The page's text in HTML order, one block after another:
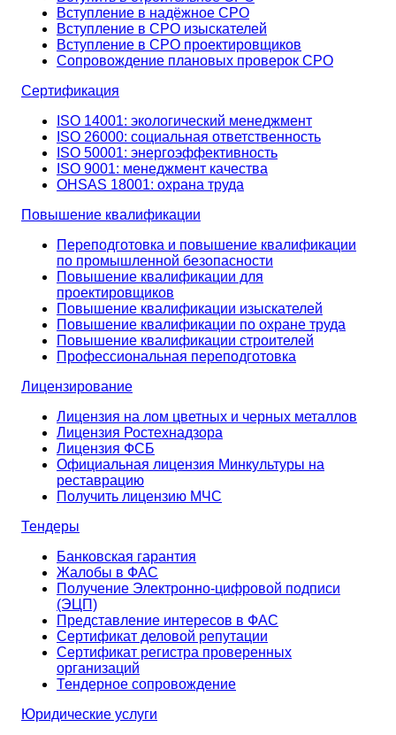
Вступление в надёжное СРО
Вступление в СРО изыскателей
Вступление в СРО проектировщиков
Сопровождение плановых проверок СРО
Сертификация
ISO 14001: экологический менеджмент
ISO 26000: социальная ответственность
ISO 50001: энергоэффективность
ISO 9001: менеджмент качества
OHSAS 18001: охрана труда
Повышение квалификации
Переподготовка и повышение квалификации
по промышленной безопасности
Повышение квалификации для
проектировщиков
Повышение квалификации изыскателей
Повышение квалификации по охране труда
Повышение квалификации строителей
Профессиональная переподготовка
Лицензирование
Лицензия на лом цветных и черных металлов
Лицензия Ростехнадзора
Лицензия ФСБ
Официальная лицензия Минкультуры на
реставрацию
Получить лицензию МЧС
Тендеры
Банковская гарантия
Жалобы в ФАС
Получение Электронно-цифровой подписи
(ЭЦП)
Представление интересов в ФАС
Сертификат деловой репутации
Сертификат регистра проверенных
организаций
Тендерное сопровождение
Юридические услуги